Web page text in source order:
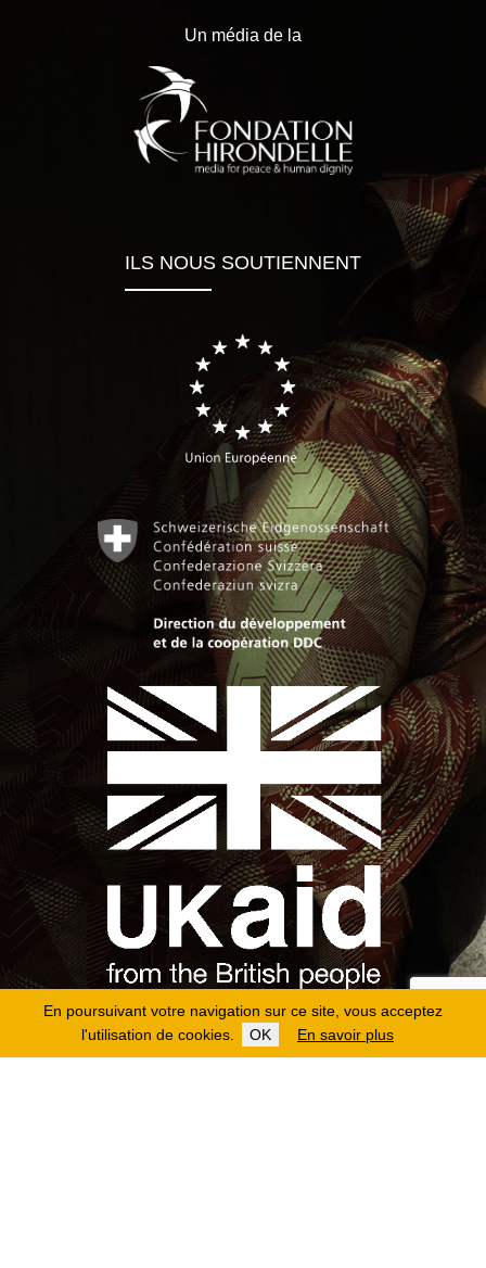
En poursuivant votre navigation sur ce site, vous acceptez
l'utilisation de cookies.
OK En savoir plus
Un média de la
ILS NOUS SOUTIENNENT